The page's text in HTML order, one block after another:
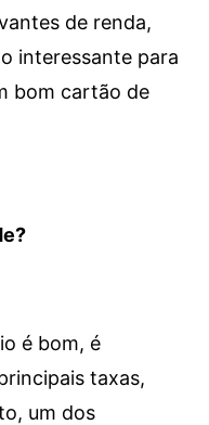
de renda,
interessante para
bom cartão de
é bom, é
taxas,
um dos